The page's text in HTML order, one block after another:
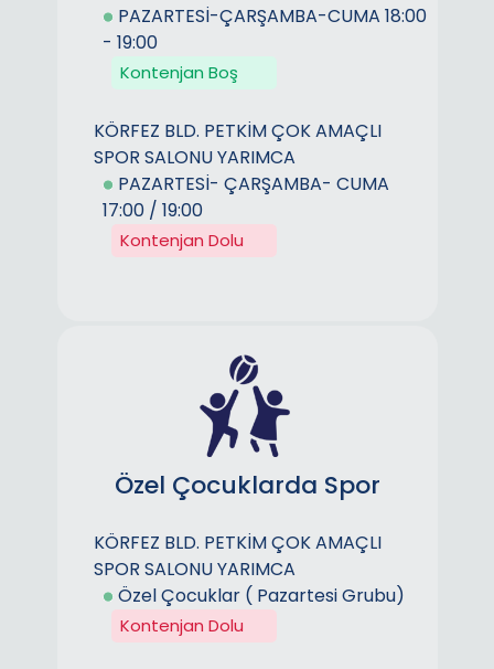
PAZARTESİ-ÇARŞAMBA-CUMA 18:00
- 19:00
Kontenjan Boş
KÖRFEZ BLD. PETKİM ÇOK AMAÇLI
SPOR SALONU YARIMCA
PAZARTESİ- ÇARŞAMBA- CUMA
17:00 / 19:00
Kontenjan Dolu
Özel Çocuklarda Spor
KÖRFEZ BLD. PETKİM ÇOK AMAÇLI
SPOR SALONU YARIMCA
Özel Çocuklar ( Pazartesi Grubu)
Kontenjan Dolu